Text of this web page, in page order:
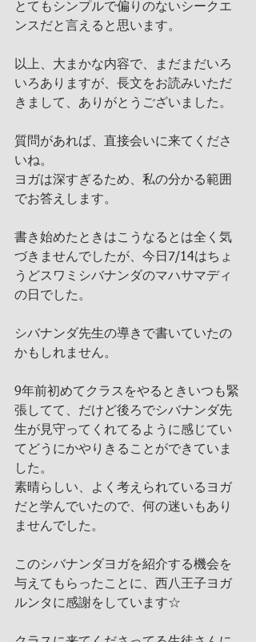
とてもシンプルで偏りのないシークエ
ンスだと言えると思います。
以上、大まかな内容で、まだまだいろ
いろありますが、長文をお読みいただ
きまして、ありがとうございました。
質問があれば、直接会いに来てくださ
いね。
ヨガは深すぎるため、私の分かる範囲
でお答えします。
書き始めたときはこうなるとは全く気
づきませんでしたが、今日7/14はちょ
うどスワミシバナンダのマハサマディ
の日でした。
シバナンダ先生の導きで書いていたの
かもしれません。
9年前初めてクラスをやるときいつも緊
張してて、だけど後ろでシバナンダ先
生が見守ってくれてるように感じてい
てどうにかやりきることができていま
した。
素晴らしい、よく考えられているヨガ
だと学んでいたので、何の迷いもあり
ませんでした。
このシバナンダヨガを紹介する機会を
与えてもらったことに、西八王子ヨガ
ルンタに感謝をしています☆